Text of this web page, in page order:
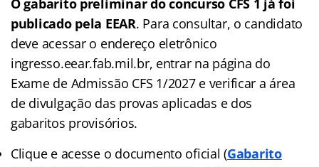
O gabarito preliminar do concurso CFS 1 já foi
publicado pela EEAR. Para consultar, o candidato
deve acessar o endereço eletrônico
ingresso.eear.fab.mil.br, entrar na página do
Exame de Admissão CFS 1/2027 e verificar a área
de divulgação das provas aplicadas e dos
gabaritos provisórios.
Clique e acesse o documento oficial (Gabarito